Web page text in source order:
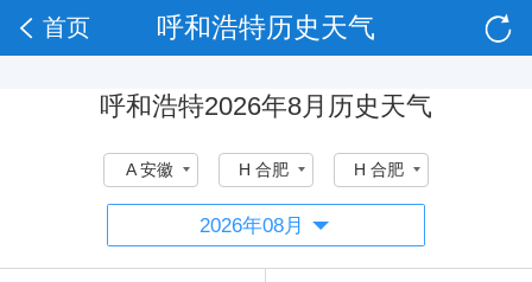
呼和浩特历史天气
首页
呼和浩特2026年8月历史天气
A 安徽 H 合肥 H 合肥